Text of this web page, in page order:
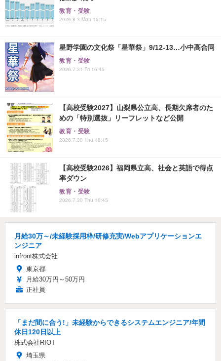
教育・受験
2026.8.3 Mon 15:15
星野学園の文化祭「星華祭」9/12-13…小中高合同
教育・受験
2026.7.31 Fri 16:45
【高校受験2027】山梨県公立高、長期欠席者のた
めの「特別選抜」リーフレットなど公開
教育・受験
2026.7.30 Thu 18:15
【高校受験2026】福岡県立高、社会と英語で得点
率ダウン
教育・受験
2026.7.30 Thu 16:45
月給30万～/未経験採用枠/研修充実/Webアプリケーションエ
ンジニア
infront株式会社
東京都
月給30万円～50万円
正社員
「まだ間に合う!」未経験からできるシステムエンジニア/年間
休日120日以上
株式会社RIOT
埼玉県